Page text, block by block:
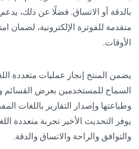
بالدقة أو الاتساق. فضلًا عن ذلك،
متقدمة للفوترة الإلكترونية، لضمان
الأوقات.
يضمن المنتج إنجاز عمليات متعددة
السماح للمستخدمين بعرض القسائم
وطباعتها وإصدار التقارير باللغات
يوفر التحديث الأخير تجربة متعددة
والتوافق والراحة والاتساق والدقة.